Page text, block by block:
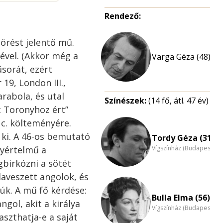
jelentő mű.
(Akkor még a
ezért
London III.,
és utal
Toronyhoz ért”
költeményére.
A 46-os bemutató
a
a sötét
angolok, és
A mű fő kérdése:
akit a királya
e a saját
Rendező:
Varga Géza (48)
Színészek:(14 fő, átl. 47 év)
Tordy Géza
Vígszínház
Bulla Elma (56)
Vígszínház